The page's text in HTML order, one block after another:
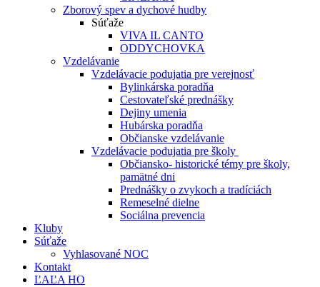
Zborový spev a dychové hudby
Súťaže
VIVA IL CANTO
ODDYCHOVKA
Vzdelávanie
Vzdelávacie podujatia pre verejnosť
Bylinkárska poradňa
Cestovateľské prednášky
Dejiny umenia
Hubárska poradňa
Občianske vzdelávanie
Vzdelávacie podujatia pre školy
Občiansko- historické témy pre školy,
pamätné dni
Prednášky o zvykoch a tradíciách
Remeselné dielne
Sociálna prevencia
Kluby
Súťaže
Vyhlasované NOC
Kontakt
ĽAĽA HO